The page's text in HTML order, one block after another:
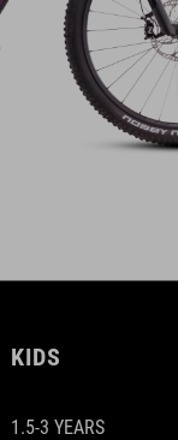
KIDS
1.5-3 YEARS